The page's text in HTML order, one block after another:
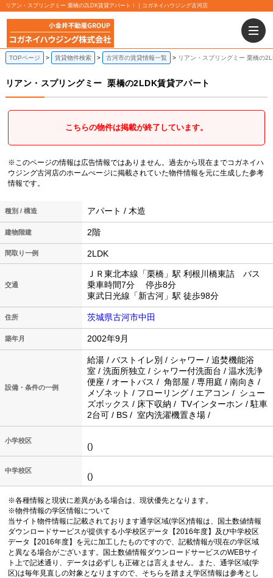
リアン・スプリングミー 栗橋の2LDK賃貸アパート！｜コガネイハウジング古河店
TOPページ 賃貸物件検索 古河市の賃貸情報一覧 リアン・スプリングミー 栗橋の
リアン・スプリングミー 栗橋の2LDK賃貸アパート
こちらの物件は掲載が終了しています。
※このページの情報は広告情報ではありません。過去から現在までコガネイハ
ウジング古河店のホームぺージに掲載されていた物件情報を元に生成した参考
情報です。
種別 / 構造 アパート / 木造
建物階建 2階
間取り一例 2LDK
交通
ＪＲ東北本線「栗橋」駅 利根川橋東詰 バス
乗車時間7分 停歩8分
東武日光線「新古河」駅 徒歩98分
住所 茨城県古河市中田
築年月 2002年9月
設備・条件の一例
給湯 / バストイレ別 / シャワー / 追焚機能浴
室 / 洗面所独立 / シャワー付洗面台 / 温水洗浄
便座 / オートバス / 角部屋 / 専用庭 / 南向き /
メゾネット / フローリング / エアコン / シュー
ズボックス / 床下収納 / TVインターホン / 駐車
2台可 / BS / 室内洗濯機置き場 /
小学校区
()
中学校区
()
※各種情報と現状に差異がある場合は、現状優先となります。
※物件情報の学区情報について
当サイト物件情報に記載されております通学区域(学区)情報は、国土数値情報
ダウンロードサービスが提供する小学校区データ【2016年度】及び中学校区
データ【2016年度】を元に加工したものですので、記載情報が現在の学区域
と異なる場合がございます。国土数値情報ダウンロードサービスのWEBサイ
ト上で記述通り、データは必ずしも正確とは言えません。また、通学区域(学
区)は毎年見直しの対象となりますので、そちらを踏まえ学区情報は参考とし